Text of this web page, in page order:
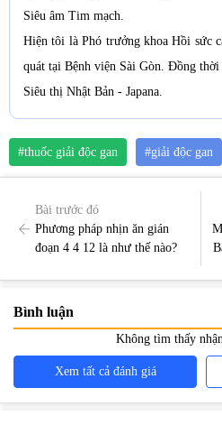
Siêu âm Tim mạch.
Hiện tôi là Phó trưởng khoa Hồi sức
quát tại Bệnh viện Sài Gòn. Đồng
Siêu thị Nhật Bản - Japana.
#thuốc giải độc gan #giải độc gan
Bài trước đó
Phương pháp nhịn ăn gián
đoạn 4 4 12 là như thế nào?
Bình luận
Không tìm thấy
Xem tất cả đánh giá